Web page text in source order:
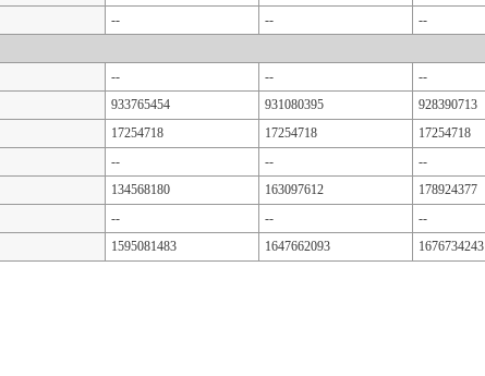
-- -- --
-- -- --
933765454 931080395 928390713
17254718 17254718 17254718
-- -- --
134568180 163097612 178924377
-- -- --
1595081483 1647662093 1676734243